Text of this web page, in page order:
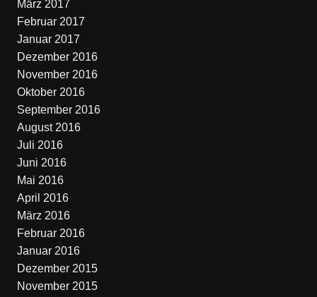
März 2017
Februar 2017
Januar 2017
Dezember 2016
November 2016
Oktober 2016
September 2016
August 2016
Juli 2016
Juni 2016
Mai 2016
April 2016
März 2016
Februar 2016
Januar 2016
Dezember 2015
November 2015